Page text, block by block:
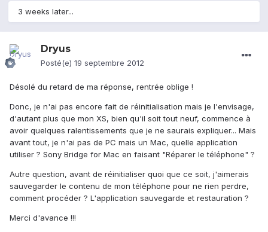
3 weeks later...
Dryus
Posté(e) 19 septembre 2012
Désolé du retard de ma réponse, rentrée oblige !
Donc, je n'ai pas encore fait de réinitialisation mais je l'envisage,
d'autant plus que mon XS, bien qu'il soit tout neuf, commence à
avoir quelques ralentissements que je ne saurais expliquer... Mais
avant tout, je n'ai pas de PC mais un Mac, quelle application
utiliser ? Sony Bridge for Mac en faisant "Réparer le téléphone" ?
Autre question, avant de réinitialiser quoi que ce soit, j'aimerais
sauvegarder le contenu de mon téléphone pour ne rien perdre,
comment procéder ? L'application sauvegarde et restauration ?
Merci d'avance !!!